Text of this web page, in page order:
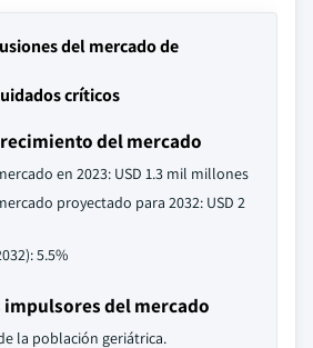
del mercado de
críticos
del mercado
en 2023: USD 1.3 mil millones
proyectado para 2032: USD 2
5.5%
del mercado
la población geriátrica.